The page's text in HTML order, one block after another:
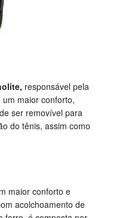
responsável pela
maior conforto,
ser removível para
do tênis, assim como
maior conforto e
acolchoamento de